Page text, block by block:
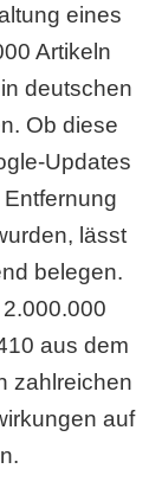
eines
Artikeln
deutschen
Ob diese
Updates
lässt
belegen.
aus dem
zahlreichen
auf